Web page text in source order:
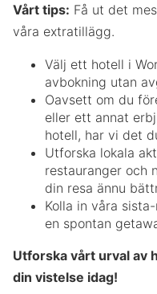
Vårt tips: Få ut det
våra extratillägg.
Välj ett hotell i
avbokning utan
Oavsett om du
eller ett annat
hotell, har vi det
Utforska lokala
restauranger och
din resa ännu
Kolla in våra
en spontan
Utforska vårt urval av
din vistelse idag!